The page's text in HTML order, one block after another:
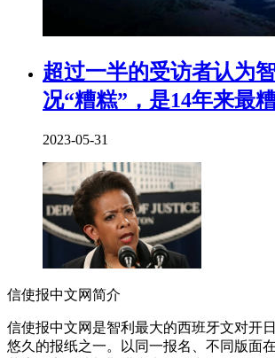
超过一半的受访者认为
况“糟糕”，是14年来最
2023-05-31
信使报中文网简介
信使报中文网是智利最大的西班牙文对开
悠久的报纸之一。以同一报名、不同版面